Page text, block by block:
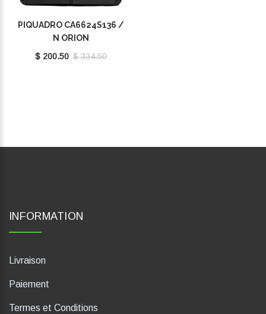
PIQUADRO CA6624S136 /
N ORION
$ 200.50 $ 334.50
INFORMATION
Livraison
Paiement
Termes et Conditions